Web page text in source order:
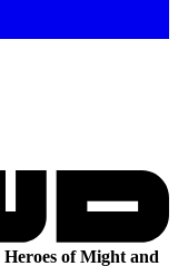
Heroes of Might and